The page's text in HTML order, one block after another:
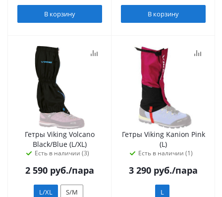
В корзину В корзину
Гетры Viking Volcano
Black/Blue (L/XL)
Есть в наличии (3)
2 590 руб./пара
L/XL S/M
Гетры Viking Kanion Pink
(L)
Есть в наличии (1)
3 290 руб./пара
L